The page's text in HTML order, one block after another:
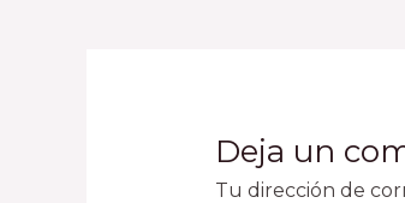
Deja un
Tu dirección de